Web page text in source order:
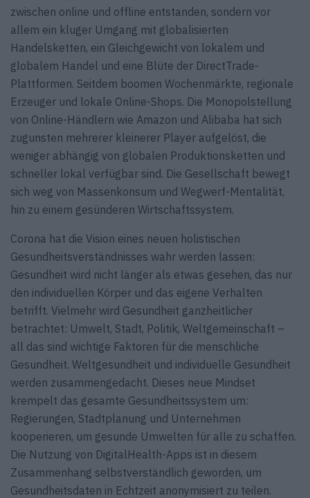
zwischen online und offline entstanden, sondern vor
allem ein kluger Umgang mit globalisierten
Handelsketten, ein Gleichgewicht von lokalem und
globalem Handel und eine Blüte der DirectTrade-
Plattformen. Seitdem boomen Wochenmärkte, regionale
Erzeuger und lokale Online-Shops. Die Monopolstellung
von Online-Händlern wie Amazon und Alibaba hat sich
zugunsten mehrerer kleinerer Player aufgelöst, die
weniger abhängig von globalen Produktionsketten und
schneller lokal verfügbar sind. Die Gesellschaft bewegt
sich weg von Massenkonsum und Wegwerf-Mentalität,
hin zu einem gesünderen Wirtschaftssystem.
Corona hat die Vision eines neuen holistischen
Gesundheitsverständnisses wahr werden lassen:
Gesundheit wird nicht länger als etwas gesehen, das nur
den individuellen Körper und das eigene Verhalten
betrifft. Vielmehr wird Gesundheit ganzheitlicher
betrachtet: Umwelt, Stadt, Politik, Weltgemeinschaft –
all das sind wichtige Faktoren für die menschliche
Gesundheit. Weltgesundheit und individuelle Gesundheit
werden zusammengedacht. Dieses neue Mindset
krempelt das gesamte Gesundheitssystem um:
Regierungen, Stadtplanung und Unternehmen
kooperieren, um gesunde Umwelten für alle zu schaffen.
Die Nutzung von DigitalHealth-Apps ist in diesem
Zusammenhang selbstverständlich geworden, um
Gesundheitsdaten in Echtzeit anonymisiert zu teilen.